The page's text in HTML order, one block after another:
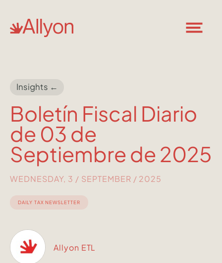
Insights ←
Boletín Fiscal Diario
de 03 de
Septiembre de 2025
WEDNESDAY, 3 / SEPTEMBER / 2025
DAILY TAX NEWSLETTER
Allyon ETL